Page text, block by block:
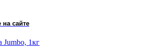
на сайте
Jumbo, 1кг